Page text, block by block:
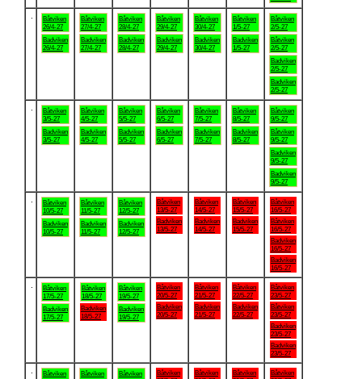
Båtviken
26/4-27
Badviken
26/4-27
Båtviken
27/4-27
Badviken
27/4-27
Båtviken
28/4-27
Badviken
28/4-27
Båtviken
29/4-27
Badviken
29/4-27
Båtviken
30/4-27
Badviken
30/4-27
Båtviken
1/5-27
Badviken
1/5-27
Båtviken
2/5-27
Båtviken
2/5-27
Badviken
2/5-27
Badviken
2/5-27
Båtviken
3/5-27
Badviken
3/5-27
Båtviken
4/5-27
Badviken
4/5-27
Båtviken
5/5-27
Badviken
5/5-27
Båtviken
6/5-27
Badviken
6/5-27
Båtviken
7/5-27
Badviken
7/5-27
Båtviken
8/5-27
Badviken
8/5-27
Båtviken
9/5-27
Båtviken
9/5-27
Badviken
9/5-27
Badviken
9/5-27
Båtviken
10/5-27
Badviken
10/5-27
Båtviken
11/5-27
Badviken
11/5-27
Båtviken
12/5-27
Badviken
12/5-27
Båtviken
13/5-27
Badviken
13/5-27
Båtviken
14/5-27
Badviken
14/5-27
Båtviken
15/5-27
Badviken
15/5-27
Båtviken
16/5-27
Båtviken
16/5-27
Badviken
16/5-27
Badviken
16/5-27
Båtviken
17/5-27
Badviken
17/5-27
Båtviken
18/5-27
Badviken
18/5-27
Båtviken
19/5-27
Badviken
19/5-27
Båtviken
20/5-27
Badviken
20/5-27
Båtviken
21/5-27
Badviken
21/5-27
Båtviken
22/5-27
Badviken
22/5-27
Båtviken
23/5-27
Båtviken
23/5-27
Badviken
23/5-27
Badviken
23/5-27
Båtviken
Båtviken
Båtviken
Båtviken
Båtviken
Båtviken
Båtviken